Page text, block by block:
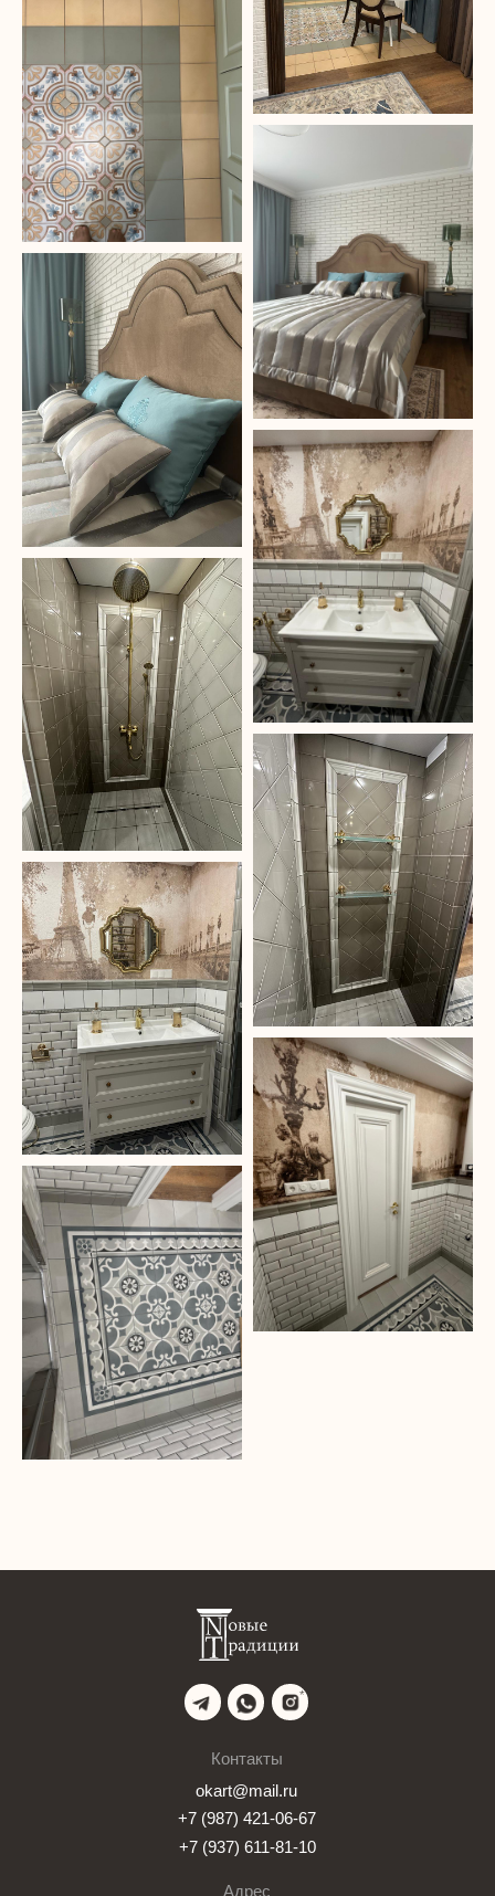
* деятельность компании Meta Platforms Inc., которой принадлежит
Instagram, запрещена на территории РФ в части реализации данной
социальной сети на основании осуществления ею экстремистской
деятельности
ИНН 165033326022
г. Москва, Кутузовский проспект, 88
Режим работы с 9 до 18
ИП Кузина Оксана Владимировна
okart@mail.ru
Согласие на обработку файлов cookie
Политика конфиденциальности
Юр.лицо
Адрес
Контакты
+7 (937) 611-81-10
+7 (987) 421-06-67